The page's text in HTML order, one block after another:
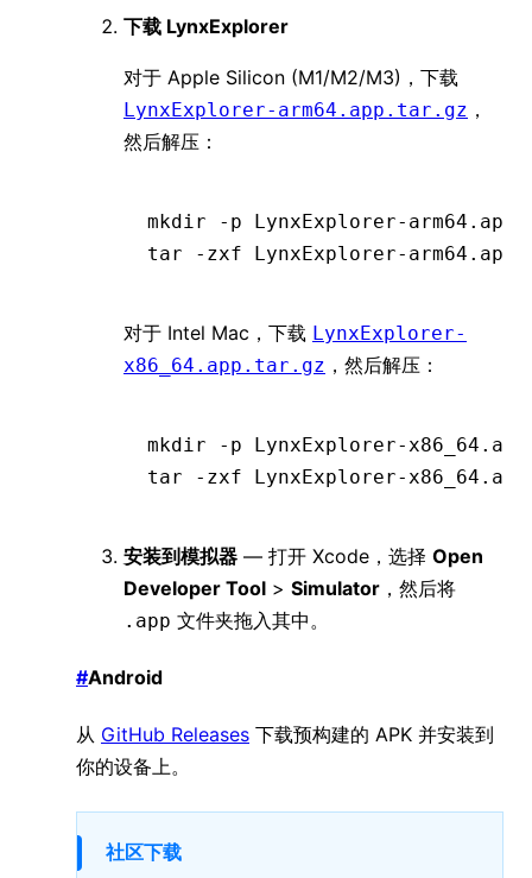
下载 LynxExplorer
对于 Apple Silicon (M1/M2/M3)，下载
LynxExplorer-arm64.app.tar.gz ，
然后解压：
mkdir -p LynxExplorer-arm64.app/
tar -zxf LynxExplorer-
对于 Intel Mac，下载 LynxExplorer-
x86_64.app.tar.gz ，然后解压：
mkdir -p LynxExplorer-
tar -zxf LynxExplorer-
安装到模拟器 — 打开 Xcode，选择 Open
Developer Tool > Simulator ，然后将
.app 文件夹拖入其中。
#Android
从 GitHub Releases 下载预构建的 APK 并安装到
你的设备上。
社区下载